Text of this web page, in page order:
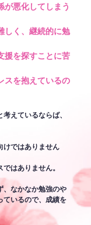
が悪化してしまう
しく、継続的に勉
援を探すことに苦
スを抱えているの
えているならば、
けではありません
はありません。
、なかなか勉強のや
ているので、成績を